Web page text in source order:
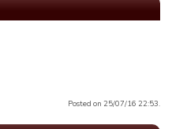
Posted on 25/07/16 22:53.